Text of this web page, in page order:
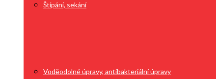
Štípání, sekání
Voděodolné úpravy, antibakteriální úpravy